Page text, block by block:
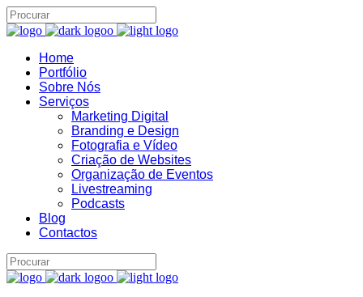
Home
Portfólio
Sobre Nós
Serviços
Marketing Digital
Branding e Design
Fotografia e Vídeo
Criação de Websites
Organização de Eventos
Livestreaming
Podcasts
Blog
Contactos
B22
Assistente IA · Brand22
Online